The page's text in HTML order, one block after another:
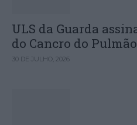
ULS da Guarda
do Cancro do
30 DE JULHO, 2026